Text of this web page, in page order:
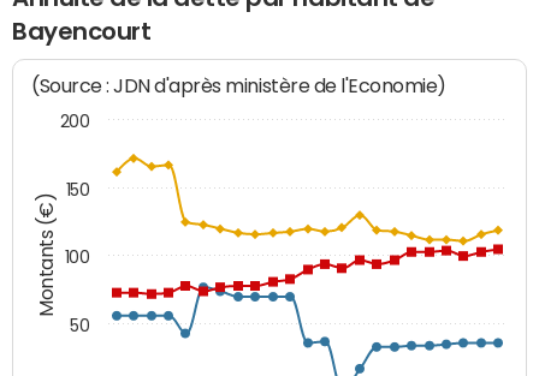
Bayencourt
Montants (€)
(Source : JDN d'après ministère de l'Economie)
50
100
150
200